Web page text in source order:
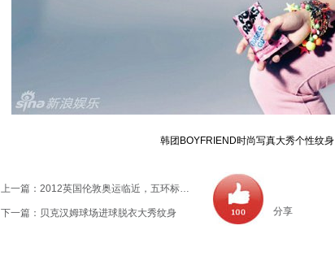
韩团BOYFRIEND时尚写真大秀个性纹身
上一篇： 2012英国伦敦奥运临近，五环标志成纹身热门素材（图文）
下一篇： 贝克汉姆球场进球脱衣大秀纹身 分享